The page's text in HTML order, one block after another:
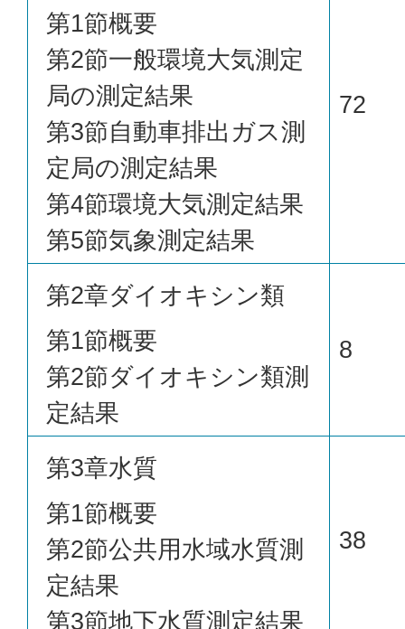
第1節概要
第2節一般環境大気測定
局の測定結果
第3節自動車排出ガス測
定局の測定結果
第4節環境大気測定結果
第5節気象測定結果
72
第2章ダイオキシン類
第1節概要
第2節ダイオキシン類測
定結果
8
第3章水質
第1節概要
第2節公共用水域水質測
定結果
第3節地下水質測定結果
38